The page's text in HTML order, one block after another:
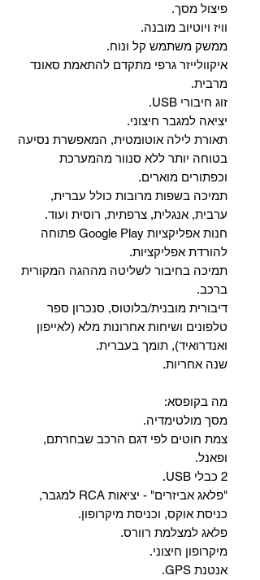
פיצול מסך.
וויז ויוטיוב מובנה.
ממשק משתמש קל ונוח.
איקוולייזר גרפי מתקדם להתאמת סאונד
מרבית.
זוג חיבורי USB.
יציאה למגבר חיצוני.
תאורת לילה אוטומטית, המאפשרת נסיעה
בטוחה יותר ללא סנוור מהמערכת
וכפתורים מוארים.
תמיכה בשפות מרובות כולל עברית,
ערבית, אנגלית, צרפתית, רוסית ועוד.
‏חנות אפליקציות Google Play פתוחה
להורדת אפליקציות.
‏תמיכה בחיבור לשליטה מההגה המקורית
ברכב.
‏דיבורית מובנית/בלוטוס, ‏סנכרון ספר
טלפונים ושיחות אחרונות מלא (לאייפון
ואנדרואיד), תומך בעברית.
שנה אחריות.
מה בקופסא:
מסך מולטימדיה.
צמת חוטים לפי דגם הרכב שבחרתם,
ופאנל.
2 כבלי USB.
"פלאג אביזרים" - יציאות RCA למגבר,
כניסת אוקס, וכניסת מיקרופון.
פלאג למצלמת רוורס.
מיקרופון חיצוני.
אנטנת GPS.